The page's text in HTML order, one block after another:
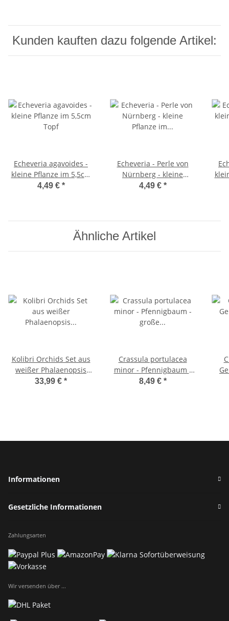
Kunden kauften dazu folgende Artikel:
Echeveria agavoides -
kleine Pflanze im 5,5cm
Topf
4,49 € *
Echeveria - Perle von
Nürnberg - kleine
Pflanze im 5,5cm Topf
4,49 € *
Ähnliche Artikel
Kolibri Orchids Set aus
weißer Phalaenopsis
Orchidee Amabilis und
33,99 € *
Crassula portulacea
minor - Pfennigbaum -
große Pflanze im 12cm
8,49 € *
Informationen
Gesetzliche Informationen
Zahlungsarten
Wir versenden über ...